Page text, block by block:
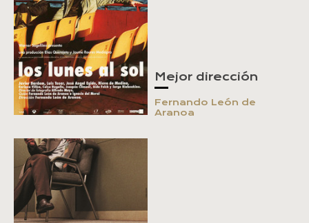
Mejor dirección
Fernando León de
Aranoa